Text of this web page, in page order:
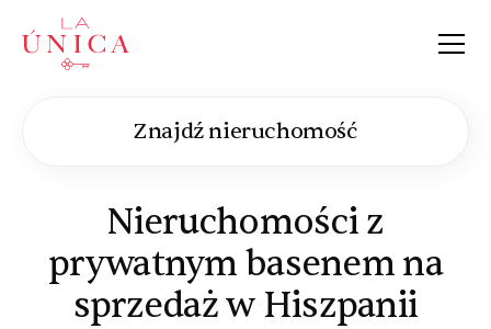
La Única
Znajdź nieruchomość
Nieruchomości z
prywatnym basenem na
sprzedaż w Hiszpanii